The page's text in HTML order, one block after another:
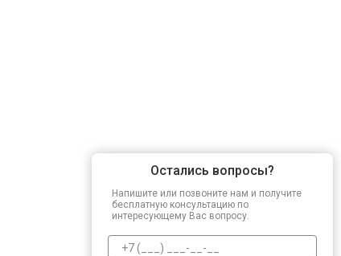
Остались вопросы?
Напишите или позвоните нам и получите
бесплатную консультацию по
интересующему Вас вопросу.